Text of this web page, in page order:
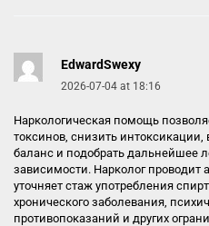
EdwardSwexy
2026-07-04 at 18:16
Наркологическая помощь
токсинов, снизить интоксикации,
баланс и подобрать дальнейшее
зависимости. Нарколог проводит
уточняет стаж употребления
хронического заболевания,
противопоказаний и других